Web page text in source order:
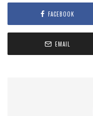
FACEBOOK
EMAIL